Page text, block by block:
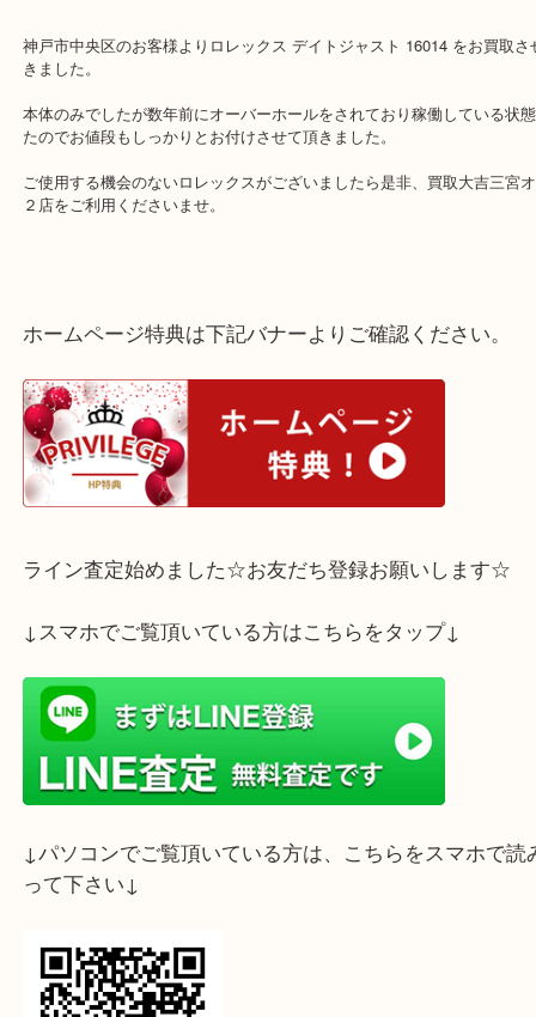
公開日:2024/08/19 最終更新日:2025/07/15
ロレックス デイトジャスト 16014 （ ROLEX ロレックス
16014 デ
SS ）
時計 ロレックス 三宮
神戸市中央区のお客様よりロレックス デイトジャスト 16014 をお
きました。
ご使用する機会のないロレックスがございましたら是非、買取大吉
ホームページ特典は下記バナーよりご確認ください
ライン査定始めました☆お友だち登録お願いしま